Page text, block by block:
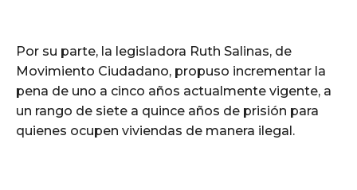
Por su parte, la legisladora Ruth Salinas, de
Movimiento Ciudadano, propuso incrementar la
pena de uno a cinco años actualmente vigente, a
un rango de siete a quince años de prisión para
quienes ocupen viviendas de manera ilegal.